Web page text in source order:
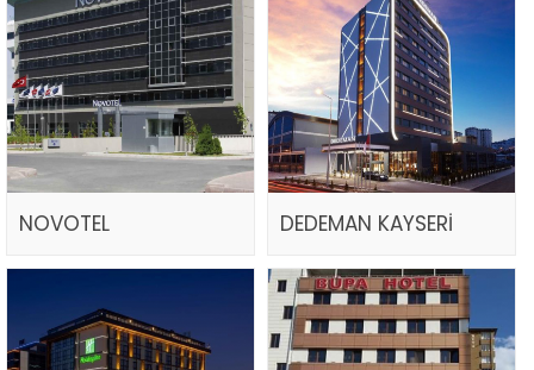
NOVOTEL DEDEMAN KAYSERİ